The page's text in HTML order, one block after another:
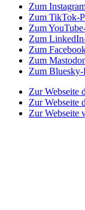
Zum
Zum TikTok-
Zum
Zum
Zum
Zum
Zum Bluesky-
Zur Webseite
Zur Webseite
Zur Webseite